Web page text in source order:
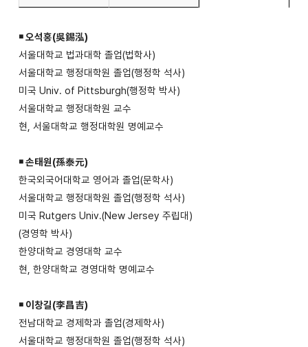
￭ 오석홍(吳錫泓)
서울대학교 법과대학 졸업(법학사)
서울대학교 행정대학원 졸업(행정학 석사)
미국 Univ. of Pittsburgh(행정학 박사)
서울대학교 행정대학원 교수
현, 서울대학교 행정대학원 명예교수
￭ 손태원(孫泰元)
한국외국어대학교 영어과 졸업(문학사)
서울대학교 행정대학원 졸업(행정학 석사)
미국 Rutgers Univ.(New Jersey 주립대)
(경영학 박사)
한양대학교 경영대학 교수
현, 한양대학교 경영대학 명예교수
￭ 이창길(李昌吉)
전남대학교 경제학과 졸업(경제학사)
서울대학교 행정대학원 졸업(행정학 석사)